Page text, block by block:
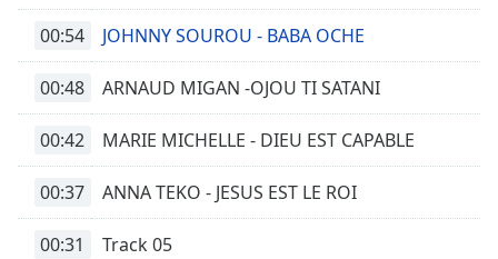
Color
Opacity
Caption
Area
Background
Color
00:54 JOHNNY SOUROU - BABA OCHE
00:48 ARNAUD MIGAN -OJOU TI SATANI
00:42 MARIE MICHELLE - DIEU EST CAPABLE
00:37 ANNA TEKO - JESUS EST LE ROI
00:31 Track 05